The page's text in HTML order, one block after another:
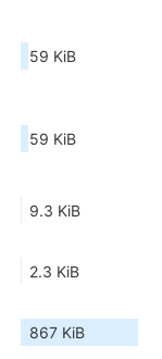
59 KiB
59 KiB
9.3 KiB
2.3 KiB
867 KiB